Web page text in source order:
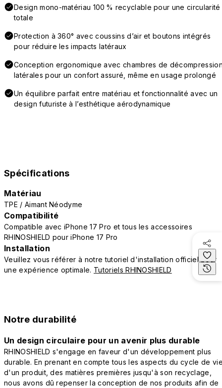
Design mono-matériau 100 % recyclable pour une circularité
totale
Protection à 360° avec coussins d’air et boutons intégrés
pour réduire les impacts latéraux
Conception ergonomique avec chambres de
latérales pour un confort assuré, même en usage prolongé
Un équilibre parfait entre matériau et fonctionnalité avec un
design futuriste à l’esthétique aérodynamique
Spécifications
Matériau
TPE / Aimant Néodyme
Compatibilité
Compatible avec iPhone 17 Pro et tous les accessoires
RHINOSHIELD pour iPhone 17 Pro
Installation
Veuillez vous référer à notre tutoriel d'installation officiel pour
une expérience optimale. Tutoriels RHINOSHIELD
Notre durabilité
Un design circulaire pour un avenir plus durable
RHINOSHIELD s'engage en faveur d'un développement plus
durable. En prenant en compte tous les aspects du cycle de
d'un produit, des matières premières jusqu'à son recyclage,
nous avons dû repenser la conception de nos produits afin de